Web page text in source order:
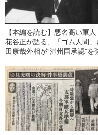
【本編を読む】悪名高い軍人
花谷正が語る、「ゴム人間」
田康哉外相が“満州国承認”を